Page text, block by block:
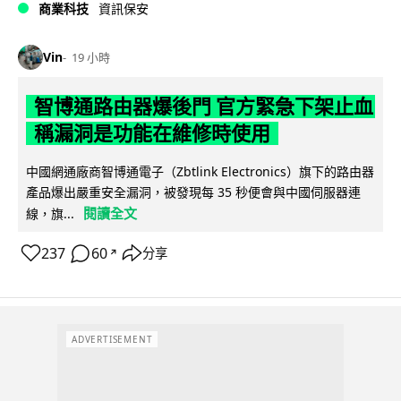
商業科技 資訊保安
Vin 19 小時
智博通路由器爆後門 官方緊急下架止血
稱漏洞是功能在維修時使用
中國網通廠商智博通電子（Zbtlink Electronics）旗下的路由器
產品爆出嚴重安全漏洞，被發現每 35 秒便會與中國伺服器連
線，旗...
閱讀全文
237 60 ↗ 分享
ADVERTISEMENT